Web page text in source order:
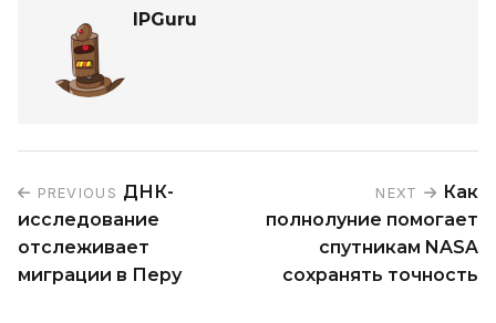
IPGuru
PREVIOUS ДНК-
исследование
отслеживает
миграции в Перу
NEXT
Как
полнолуние помогает
спутникам NASA
сохранять точность